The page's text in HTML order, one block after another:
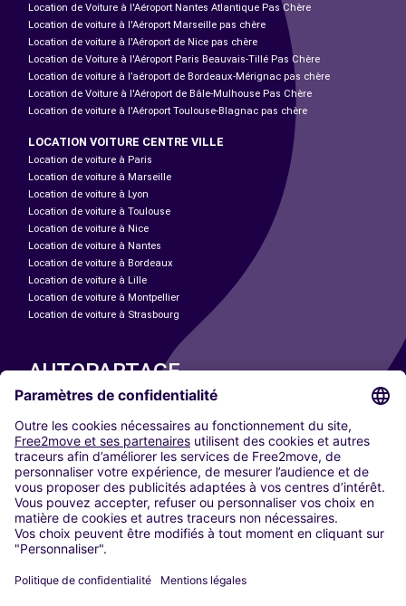
Location de Voiture à l'Aéroport Nantes Atlantique Pas Chère
Location de voiture à l'Aéroport Marseille pas chère
Location de voiture à l'Aéroport de Nice pas chère
Location de Voiture à l'Aéroport Paris Beauvais-Tillé Pas Chère
Location de voiture à l’aéroport de Bordeaux-Mérignac pas chère
Location de Voiture à l'Aéroport de Bâle-Mulhouse Pas Chère
Location de voiture à l'Aéroport Toulouse-Blagnac pas chère
LOCATION VOITURE CENTRE VILLE
Location de voiture à Paris
Location de voiture à Marseille
Location de voiture à Lyon
Location de voiture à Toulouse
Location de voiture à Nice
Location de voiture à Nantes
Location de voiture à Bordeaux
Location de voiture à Lille
Location de voiture à Montpellier
Location de voiture à Strasbourg
AUTOPARTAGE
Paris
Madrid
Washington DC
Milan
Rome
Turin
Vienne
Berlin
Düsseldorf